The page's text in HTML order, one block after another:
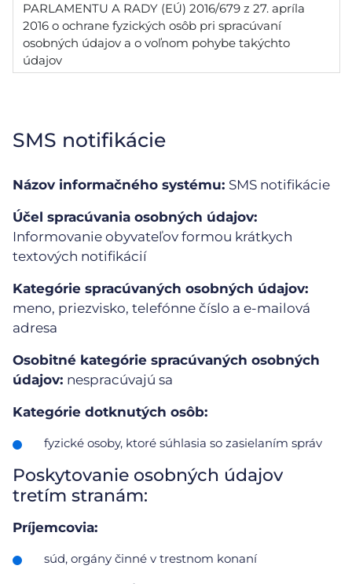
PARLAMENTU A RADY (EÚ) 2016/679 z 27. apríla
2016 o ochrane fyzických osôb pri spracúvaní
osobných údajov a o voľnom pohybe takýchto
údajov
SMS notifikácie
Názov informačného systému: SMS notifikácie
Účel spracúvania osobných údajov:
Informovanie obyvateľov formou krátkych
textových notifikácií
Kategórie spracúvaných osobných údajov:
meno, priezvisko, telefónne číslo a e-mailová
adresa
Osobitné kategórie spracúvaných osobných
údajov: nespracúvajú sa
Kategórie dotknutých osôb:
fyzické osoby, ktoré súhlasia so zasielaním správ
Poskytovanie osobných údajov
tretím stranám:
Príjemcovia:
súd, orgány činné v trestnom konaní